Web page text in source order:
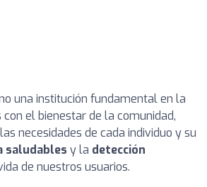
una institución fundamental en la
el bienestar de la comunidad,
necesidades de cada individuo y su
saludables y la detección
de nuestros usuarios.